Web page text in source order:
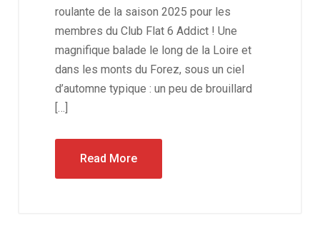
roulante de la saison 2025 pour les
membres du Club Flat 6 Addict ! Une
magnifique balade le long de la Loire et
dans les monts du Forez, sous un ciel
d’automne typique : un peu de brouillard
[…]
Read More